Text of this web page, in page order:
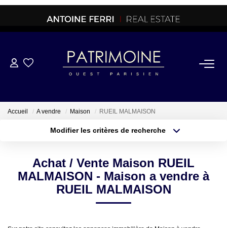
ACHETER
OFF MARKET
BRETAGNE
Accueil A vendre Maison RUEIL MALMAISON
Modifier les critères de recherche
Sélectionnez...
Type de bien
Surface min
Achat / Vente Maison RUEIL
MALMAISON - Maison a vendre à
RUEIL MALMAISON